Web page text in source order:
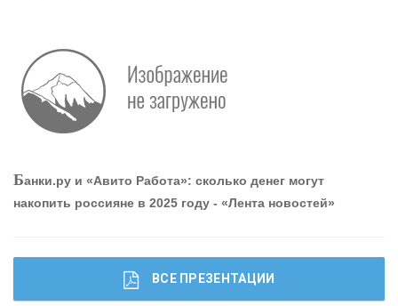
Работа мечты. Что банки делают для того, чтобы
привлечь и удержать персонал - «Интервью»
Банки.ру и «Авито Работа»: сколько денег могут
накопить россияне в 2025 году - «Лента новостей»
ВСЕ ПРЕЗЕНТАЦИИ